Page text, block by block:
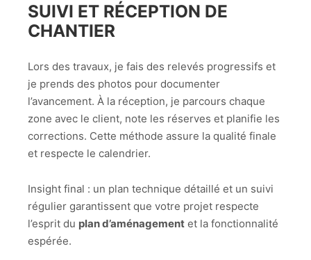
SUIVI ET RÉCEPTION DE
CHANTIER
Lors des travaux, je fais des relevés progressifs et
je prends des photos pour documenter
l’avancement. À la réception, je parcours chaque
zone avec le client, note les réserves et planifie les
corrections. Cette méthode assure la qualité finale
et respecte le calendrier.
Insight final : un plan technique détaillé et un suivi
régulier garantissent que votre projet respecte
l’esprit du plan d’aménagement et la fonctionnalité
espérée.